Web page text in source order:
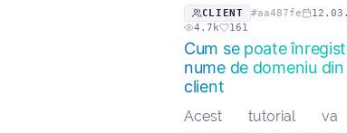
zona de client.
hosting…
CLIENT #aa487fe
4.7k
161
Cum se poate
nume de domeniu
client
Acest tutorial va